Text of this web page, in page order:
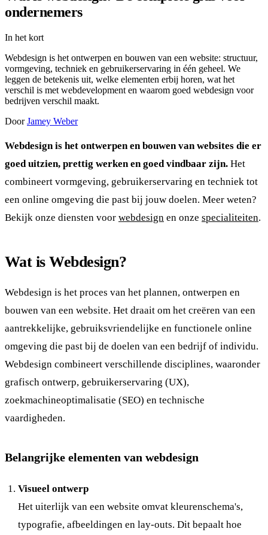
ondernemers
In het kort
Webdesign is het ontwerpen en bouwen van een website: structuur,
vormgeving, techniek en gebruikerservaring in één geheel. We
leggen de betekenis uit, welke elementen erbij horen, wat het
verschil is met webdevelopment en waarom goed webdesign voor
bedrijven verschil maakt.
Door Jamey Weber
Webdesign is het ontwerpen en bouwen van websites die er
goed uitzien, prettig werken en goed vindbaar zijn. Het
combineert vormgeving, gebruikerservaring en techniek tot
een online omgeving die past bij jouw doelen. Meer weten?
Bekijk onze diensten voor webdesign en onze specialiteiten.
Wat is Webdesign?
Webdesign is het proces van het plannen, ontwerpen en
bouwen van een website. Het draait om het creëren van een
aantrekkelijke, gebruiksvriendelijke en functionele online
omgeving die past bij de doelen van een bedrijf of individu.
Webdesign combineert verschillende disciplines, waaronder
grafisch ontwerp, gebruikerservaring (UX),
zoekmachineoptimalisatie (SEO) en technische
vaardigheden.
Belangrijke elementen van webdesign
Visueel ontwerp
Het uiterlijk van een website omvat kleurenschema's,
typografie, afbeeldingen en lay-outs. Dit bepaalt hoe